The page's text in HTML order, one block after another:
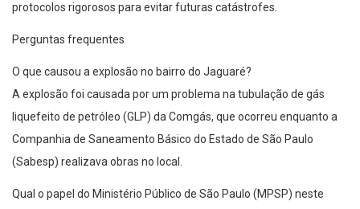
protocolos rigorosos para evitar futuras catástrofes.
Perguntas frequentes
O que causou a explosão no bairro do Jaguaré?
A explosão foi causada por um problema na tubulação de gás
liquefeito de petróleo (GLP) da Comgás, que ocorreu enquanto a
Companhia de Saneamento Básico do Estado de São Paulo
(Sabesp) realizava obras no local.
Qual o papel do Ministério Público de São Paulo (MPSP) neste